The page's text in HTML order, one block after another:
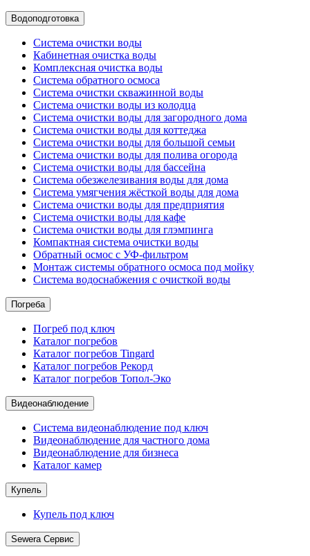
Водоподготовка
Система очистки воды
Кабинетная очистка воды
Комплексная очистка воды
Система обратного осмоса
Система очистки скважинной воды
Система очистки воды из колодца
Система очистки воды для загородного дома
Система очистки воды для коттеджа
Система очистки воды для большой семьи
Система очистки воды для полива огорода
Система очистки воды для бассейна
Система обезжелезивания воды для дома
Система умягчения жёсткой воды для дома
Система очистки воды для предприятия
Система очистки воды для кафе
Система очистки воды для глэмпинга
Компактная система очистки воды
Обратный осмос c УФ-фильтром
Монтаж системы обратного осмоса под мойку
Система водоснабжения с очисткой воды
Погреба
Погреб под ключ
Каталог погребов
Каталог погребов Tingard
Каталог погребов Рекорд
Каталог погребов Топол-Эко
Видеонаблюдение
Система видеонаблюдение под ключ
Видеонаблюдение для частного дома
Видеонаблюдение для бизнеса
Каталог камер
Купель
Купель под ключ
Sewera Сервис